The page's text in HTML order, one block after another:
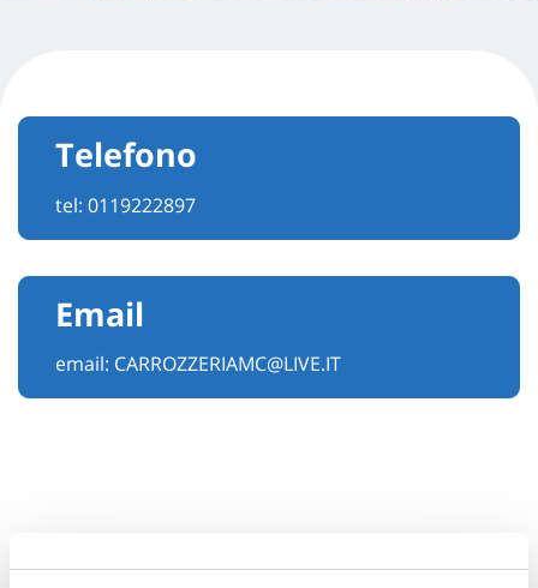
Telefono
tel: 0119222897
Email
email: CARROZZERIAMC@LIVE.IT